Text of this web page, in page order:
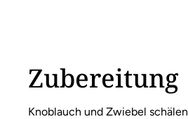
Zubereitung
Knoblauch und Zwiebel